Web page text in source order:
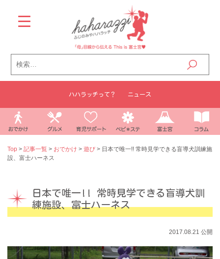
content
ハハラッチって？ ニュース
索:
Top > 記事一覧 > おでかけ > 遊び > 日本で唯一!! 常時見学できる盲導犬訓練施
設、富士ハーネス
日本で唯一!! 常時見学できる盲導犬訓
練施設、富士ハーネス
2017.08.21 公開